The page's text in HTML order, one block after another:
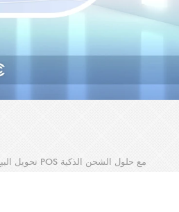
Goochain at Global Sources Electronics Show 2025 - تحويل البيع بالتجزئة و POS مع حلول الشحن الذكية